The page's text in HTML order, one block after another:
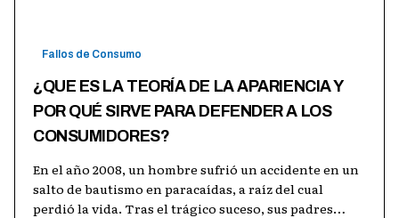
Fallos de Consumo
¿QUE ES LA TEORÍA DE LA APARIENCIA Y
POR QUÉ SIRVE PARA DEFENDER A LOS
CONSUMIDORES?
En el año 2008, un hombre sufrió un accidente en un
salto de bautismo en paracaídas, a raíz del cual
perdió la vida. Tras el trágico suceso, sus padres